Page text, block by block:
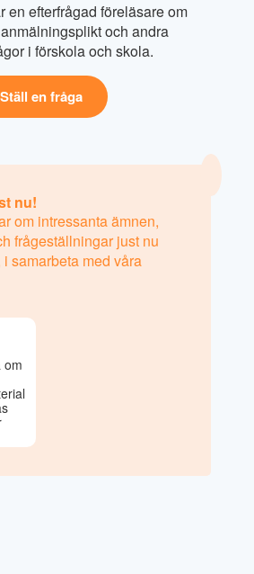
en efterfrågad föreläsare om
och andra
i förskola och skola.
Ställ en fråga
nu!
om intressanta ämnen,
frågeställningar just nu
samarbeta med våra
om